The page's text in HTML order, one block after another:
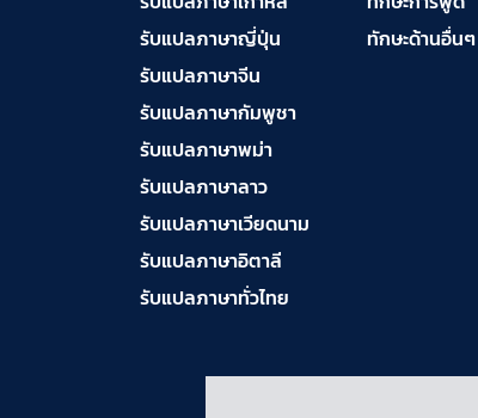
ต้น 150฿
บริการรับแปลภาษา
ฝรั่งเศส ราคาเริ่มต้น
150฿
บริการรับแปลภาษา
150฿
รับแปลภาษาญี่ปุ่น
รับแปลภาษาจีน
รับแปลภาษากัมพูชา
รับแปลภาษาพม่า
รับแปลภาษาลาว
รับแปลภาษาเวียดนาม
รับแปลภาษาอิตาลี
รับแปลภาษาทั่วไทย
ทักษะด้านอื่นๆ